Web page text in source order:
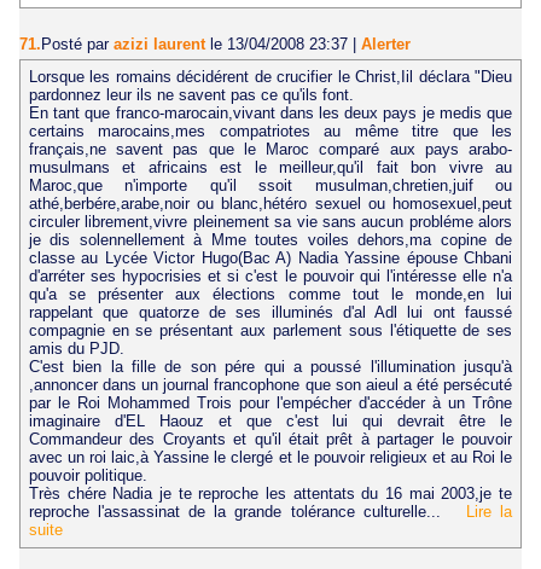
71.Posté par azizi laurent le 13/04/2008 23:37 | Alerter
Lorsque les romains décidérent de crucifier le Christ,Iil déclara "Dieu
pardonnez leur ils ne savent pas ce qu'ils font.
En tant que franco-marocain,vivant dans les deux pays je medis que
certains marocains,mes compatriotes au même titre que les
français,ne savent pas que le Maroc comparé aux pays arabo-
musulmans et africains est le meilleur,qu'il fait bon vivre au
Maroc,que n'importe qu'il ssoit musulman,chretien,juif ou
athé,berbére,arabe,noir ou blanc,hétéro sexuel ou homosexuel,peut
circuler librement,vivre pleinement sa vie sans aucun probléme alors
je dis solennellement à Mme toutes voiles dehors,ma copine de
classe au Lycée Victor Hugo(Bac A) Nadia Yassine épouse Chbani
d'arréter ses hypocrisies et si c'est le pouvoir qui l'intéresse elle n'a
qu'a se présenter aux élections comme tout le monde,en lui
rappelant que quatorze de ses illuminés d'al Adl lui ont faussé
compagnie en se présentant aux parlement sous l'étiquette de ses
amis du PJD.
C'est bien la fille de son pére qui a poussé l'illumination jusqu'à
,annoncer dans un journal francophone que son aieul a été persécuté
par le Roi Mohammed Trois pour l'empécher d'accéder à un Trône
imaginaire d'EL Haouz et que c'est lui qui devrait être le
Commandeur des Croyants et qu'il était prêt à partager le pouvoir
avec un roi laic,à Yassine le clergé et le pouvoir religieux et au Roi le
pouvoir politique.
Très chére Nadia je te reproche les attentats du 16 mai 2003,je te
reproche l'assassinat de la grande tolérance culturelle...
Lire la
suite